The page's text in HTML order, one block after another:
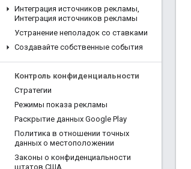
Интеграция источников рекламы,
Интеграция источников рекламы
Устранение неполадок со ставками
Создавайте собственные события
Контроль конфиденциальности
Стратегии
Режимы показа рекламы
Раскрытие данных Google Play
Политика в отношении точных
данных о местоположении
Законы о конфиденциальности
штатов США